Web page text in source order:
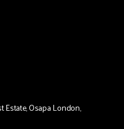
Estate, Osapa London,